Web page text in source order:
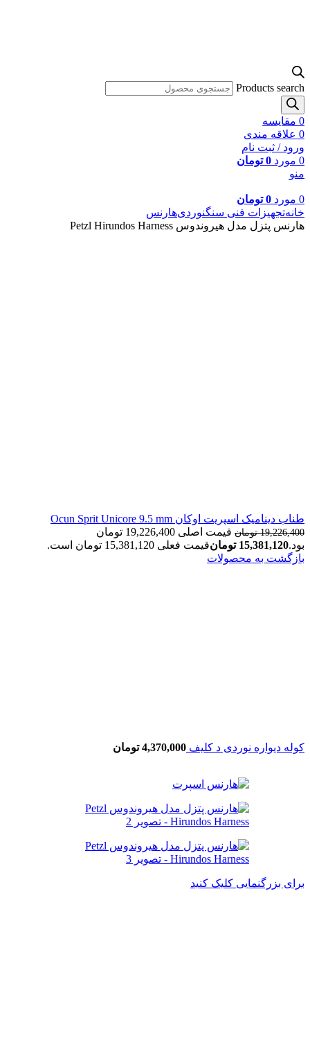
Products search
0 مقايسه
0 علاقه مندی
ورود / ثبت نام
0 مورد 0 تومان
منو
0 مورد 0 تومان
خانهتجهیزات فنی سنگنوردیهارنس
هارنس پتزل مدل هیروندوس Petzl Hirundos Harness
طناب دینامیک اسپریت اوکان Ocun Sprit Unicore 9.5 mm
19,226,400 تومان
قیمت اصلی 19,226,400 تومان
بود.15,381,120 تومانقیمت فعلی 15,381,120 تومان است.
بازگشت به محصولات
کوله دیواره نوردی د کلیف 4,370,000 تومان
برای بزرگنمایی کلیک کنید